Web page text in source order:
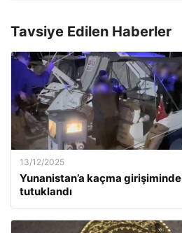
Tavsiye Edilen Haberler
13/12/2025
Yunanistan’a kaçma
tutuklandı